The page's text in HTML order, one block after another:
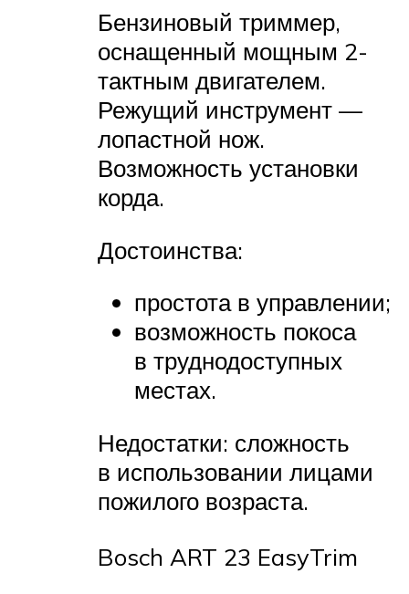
Бензиновый триммер,
оснащенный мощным 2-
тактным двигателем.
Режущий инструмент —
лопастной нож.
Возможность установки
корда.
Достоинства:
простота в управлении;
возможность покоса
в труднодоступных
местах.
Недостатки: сложность
в использовании лицами
пожилого возраста.
Bosch ART 23 EasyTrim